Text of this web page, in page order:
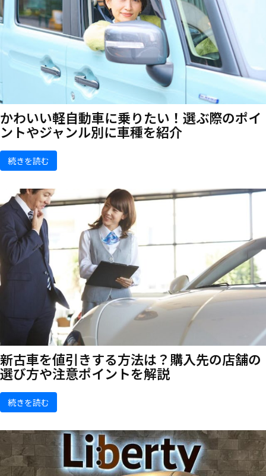
かわいい軽自動車に乗りたい！選ぶ際のポイ
ントやジャンル別に車種を紹介
続きを読む
新古車を値引きする方法は？購入先の店舗の
選び方や注意ポイントを解説
続きを読む